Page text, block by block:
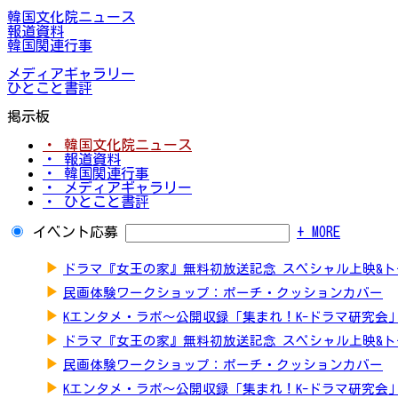
韓国文化院ニュース
報道資料
韓国関連行事
メディアギャラリー
ひとこと書評
掲示板
・ 韓国文化院ニュース
・ 報道資料
・ 韓国関連行事
・ メディアギャラリー
・ ひとこと書評
イベント応募 + MORE
▶ ドラマ『女王の家』無料初放送記念 スペシャル上映&
▶ 民画体験ワークショップ：ポーチ・クッションカバー
▶ Kエンタメ・ラボ～公開収録「集まれ！K-ドラマ研究会」
▶ ドラマ『女王の家』無料初放送記念 スペシャル上映&
▶ 民画体験ワークショップ：ポーチ・クッションカバー
▶ Kエンタメ・ラボ～公開収録「集まれ！K-ドラマ研究会」